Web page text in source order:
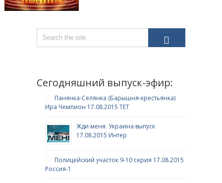
Сегодняшний выпуск-эфир:
Панянка-Селянка (Барышня-крестьянка)
Ира Чемпион 17.08.2015 ТЕТ
Жди меня. Украина выпуск
17.08.2015 Интер
Полицейский участок 9-10 серия 17.08.2015
Россия-1